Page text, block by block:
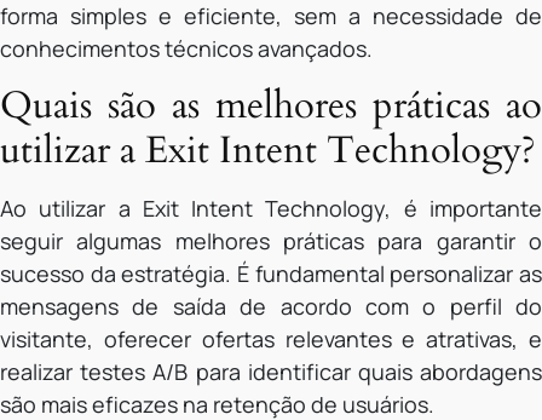
forma simples e eficiente, sem a necessidade de
conhecimentos técnicos avançados.
Quais são as melhores práticas ao
utilizar a Exit Intent Technology?
Ao utilizar a Exit Intent Technology, é importante
seguir algumas melhores práticas para garantir o
sucesso da estratégia. É fundamental personalizar as
mensagens de saída de acordo com o perfil do
visitante, oferecer ofertas relevantes e atrativas, e
realizar testes A/B para identificar quais abordagens
são mais eficazes na retenção de usuários.